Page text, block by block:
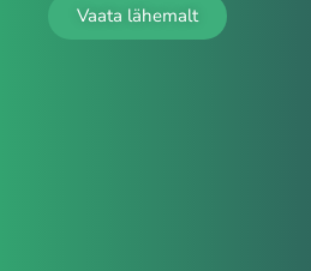
Vaata lähemalt